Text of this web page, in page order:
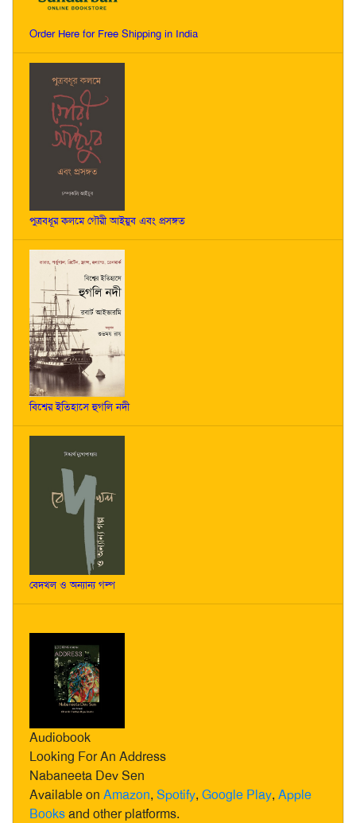
Order Here for Free Shipping in India
পুত্রবধূর কলমে গৌরী আইয়ুব এবং প্রসঙ্গত
বিশ্বের ইতিহাসে হুগলি নদী
বেদখল ও অন্যান্য গল্প
Audiobook
Looking For An Address
Nabaneeta Dev Sen
Available on Amazon, Spotify, Google Play, Apple
Booksand other platforms.